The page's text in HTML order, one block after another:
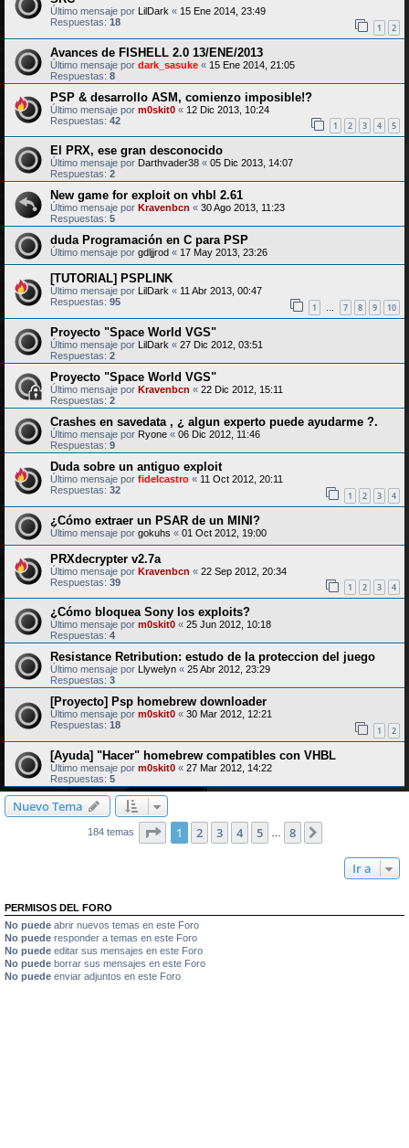
Último mensaje por LilDark « 15 Ene 2014, 23:49
Respuestas: 18 1 2
Avances de FISHELL 2.0 13/ENE/2013
Último mensaje por dark_sasuke « 15 Ene 2014, 21:05
Respuestas: 8
PSP & desarrollo ASM, comienzo imposible!?
Último mensaje por m0skit0 « 12 Dic 2013, 10:24
Respuestas: 42 1 2 3 4 5
El PRX, ese gran desconocido
Último mensaje por Darthvader38 « 05 Dic 2013, 14:07
Respuestas: 2
New game for exploit on vhbl 2.61
Último mensaje por Kravenbcn « 30 Ago 2013, 11:23
Respuestas: 5
duda Programación en C para PSP
Último mensaje por gdljjrod « 17 May 2013, 23:26
[TUTORIAL] PSPLINK
Último mensaje por LilDark « 11 Abr 2013, 00:47
Respuestas: 95 1 … 7 8 9 10
Proyecto "Space World VGS"
Último mensaje por LilDark « 27 Dic 2012, 03:51
Respuestas: 2
Proyecto "Space World VGS"
Último mensaje por Kravenbcn « 22 Dic 2012, 15:11
Respuestas: 2
Crashes en savedata , ¿ algun experto puede ayudarme ?.
Último mensaje por Ryone « 06 Dic 2012, 11:46
Respuestas: 9
Duda sobre un antiguo exploit
Último mensaje por fidelcastro « 11 Oct 2012, 20:11
Respuestas: 32 1 2 3 4
¿Cómo extraer un PSAR de un MINI?
Último mensaje por gokuhs « 01 Oct 2012, 19:00
PRXdecrypter v2.7a
Último mensaje por Kravenbcn « 22 Sep 2012, 20:34
Respuestas: 39 1 2 3 4
¿Cómo bloquea Sony los exploits?
Último mensaje por m0skit0 « 25 Jun 2012, 10:18
Respuestas: 4
Resistance Retribution: estudo de la proteccion del juego
Último mensaje por Llywelyn « 25 Abr 2012, 23:29
Respuestas: 3
[Proyecto] Psp homebrew downloader
Último mensaje por m0skit0 « 30 Mar 2012, 12:21
Respuestas: 18 1 2
[Ayuda] "Hacer" homebrew compatibles con VHBL
Último mensaje por m0skit0 « 27 Mar 2012, 14:22
Respuestas: 5
Nuevo Tema
184 temas Página de
1 2 3 4 5 8
Ir a
PERMISOS DEL FORO
No puede abrir nuevos temas en este Foro
No puede responder a temas en este Foro
No puede editar sus mensajes en este Foro
No puede borrar sus mensajes en este Foro
No puede enviar adjuntos en este Foro